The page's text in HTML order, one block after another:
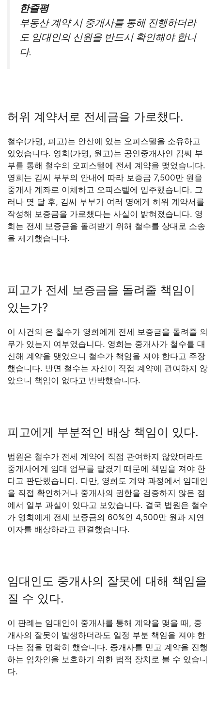
한줄평
부동산 계약 시 중개사를 통해 진행하더라
도 임대인의 신원을 반드시 확인해야 합니
다.
허위 계약서로 전세금을 가로챘다.
철수(가명, 피고)는 안산에 있는 오피스텔을 소유하고
있었습니다. 영희(가명, 원고)는 공인중개사인 김씨 부
부를 통해 철수의 오피스텔에 전세 계약을 맺었습니다.
영희는 김씨 부부의 안내에 따라 보증금 7,500만 원을
중개사 계좌로 이체하고 오피스텔에 입주했습니다. 그
러나 몇 달 후, 김씨 부부가 여러 명에게 허위 계약서를
작성해 보증금을 가로챘다는 사실이 밝혀졌습니다. 영
희는 전세 보증금을 돌려받기 위해 철수를 상대로 소송
을 제기했습니다.
피고가 전세 보증금을 돌려줄 책임이
있는가?
이 사건의 은 철수가 영희에게 전세 보증금을 돌려줄 의
무가 있는지 여부였습니다. 영희는 중개사가 철수를 대
신해 계약을 맺었으니 철수가 책임을 져야 한다고 주장
했습니다. 반면 철수는 자신이 직접 계약에 관여하지 않
았으니 책임이 없다고 반박했습니다.
피고에게 부분적인 배상 책임이 있다.
법원은 철수가 전세 계약에 직접 관여하지 않았더라도
중개사에게 임대 업무를 맡겼기 때문에 책임을 져야 한
다고 판단했습니다. 다만, 영희도 계약 과정에서 임대인
을 직접 확인하거나 중개사의 권한을 검증하지 않은 점
에서 일부 과실이 있다고 보았습니다. 결국 법원은 철수
가 영희에게 전세 보증금의 60%인 4,500만 원과 지연
이자를 배상하라고 판결했습니다.
임대인도 중개사의 잘못에 대해 책임을
질 수 있다.
이 판례는 임대인이 중개사를 통해 계약을 맺을 때, 중
개사의 잘못이 발생하더라도 일정 부분 책임을 져야 한
다는 점을 명확히 했습니다. 중개사를 믿고 계약을 진행
하는 임차인을 보호하기 위한 법적 장치로 볼 수 있습니
다.